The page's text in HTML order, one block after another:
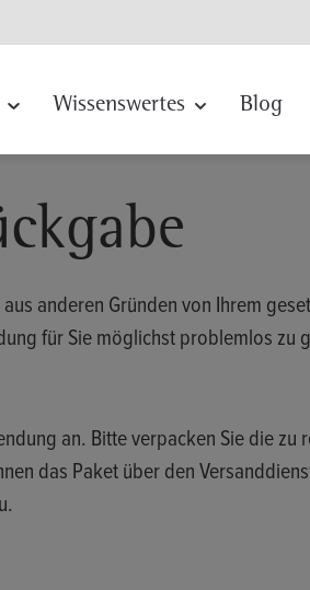
Wissenswertes Blog
anderen Gründen von Ihrem
für Sie möglichst problemlos zu
an. Bitte verpacken Sie die
das Paket über den